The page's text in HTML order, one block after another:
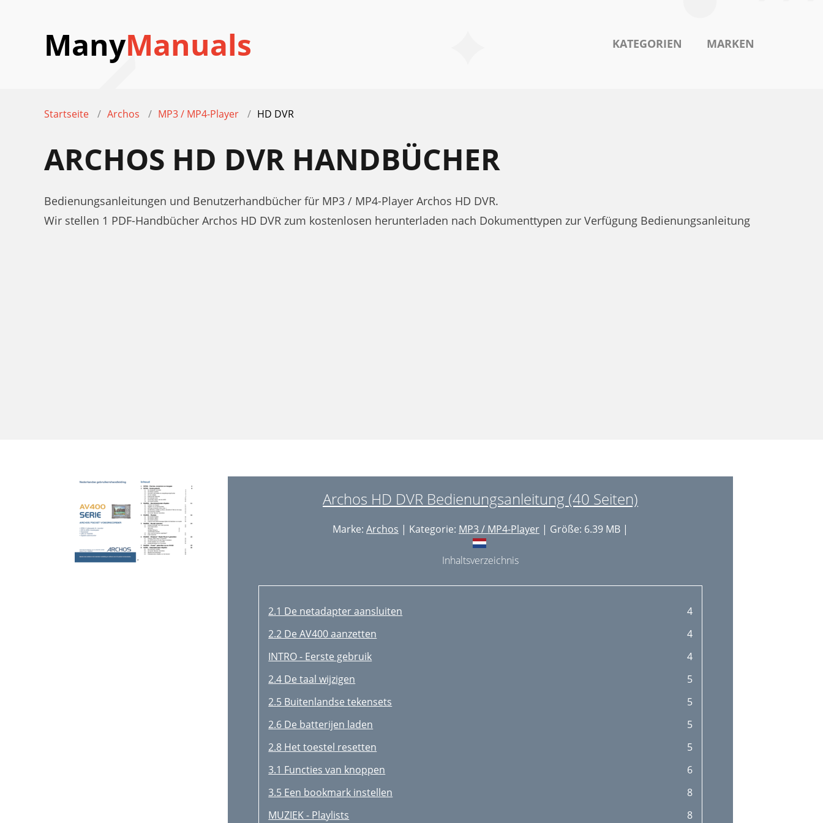
ManyManuals KATEGORIEN MARKEN
Startseite Archos MP3 / MP4-Player HD DVR
ARCHOS HD DVR HANDBÜCHER
Bedienungsanleitungen und Benutzerhandbücher für MP3 / MP4-Player Archos HD DVR.
Wir stellen 1 PDF-Handbücher Archos HD DVR zum kostenlosen herunterladen nach Dokumenttypen zur Verfügung Bedienungsanleitung
Archos HD DVR Bedienungsanleitung (40 Seiten)
Marke: Archos | Kategorie: MP3 / MP4-Player | Größe: 6.39 MB |
Inhaltsverzeichnis
2.1 De netadapter aansluiten
4
2.2 De AV400 aanzetten
4
INTRO - Eerste gebruik
4
2.4 De taal wijzigen
5
2.5 Buitenlandse tekensets
5
2.6 De batterijen laden
5
2.8 Het toestel resetten
5
3.1 Functies van knoppen
6
3.5 Een bookmark instellen
8
MUZIEK - Playlists
8